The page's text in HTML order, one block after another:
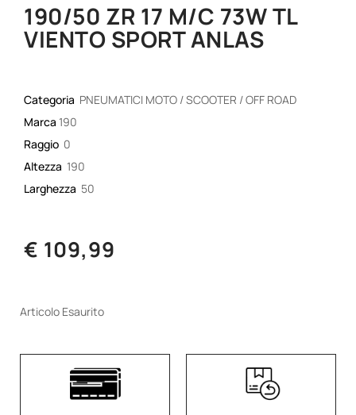
190/50 ZR 17 M/C 73W TL
VIENTO SPORT ANLAS
Categoria PNEUMATICI MOTO / SCOOTER / OFF ROAD
Marca 190
Raggio 0
Altezza 190
Larghezza 50
€ 109,99
Articolo Esaurito